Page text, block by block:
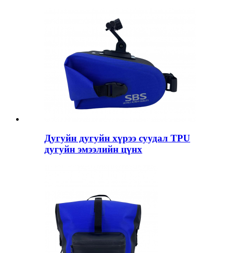
Дугуйн дугуйн хүрээ суудал TPU
дугуйн эмээлийн цүнх